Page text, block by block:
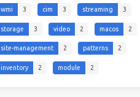
wmi 3 cim 3 streaming 3
storage 3 video 2 macos 2
site-management 2 patterns 2
inventory 2 module 2